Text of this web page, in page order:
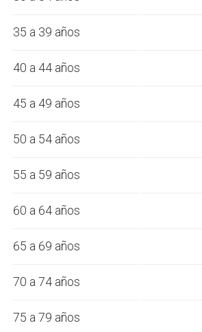
35 a 39 años
40 a 44 años
45 a 49 años
50 a 54 años
55 a 59 años
60 a 64 años
65 a 69 años
70 a 74 años
75 a 79 años